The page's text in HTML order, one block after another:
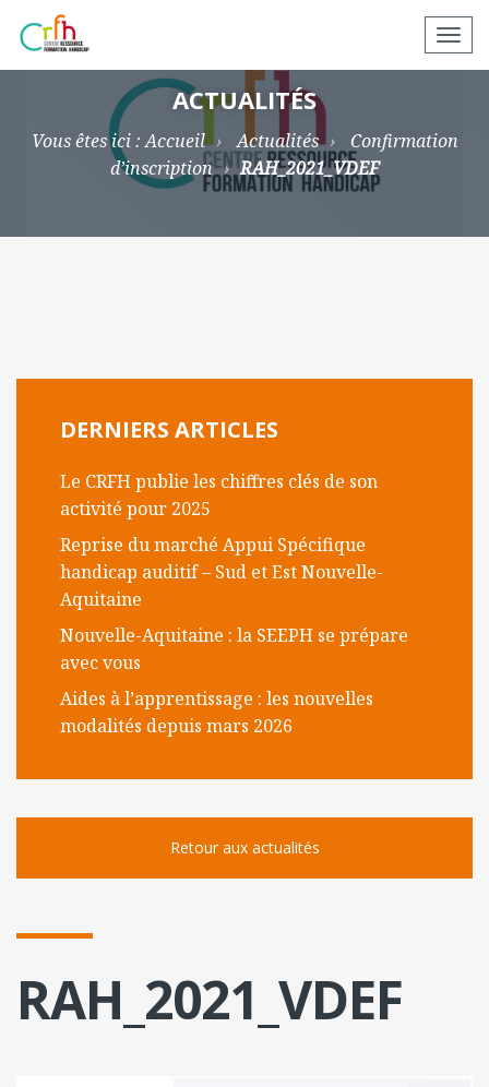
N
a
g
ACTUALITÉS
Vous êtes ici :Accueil Actualités
Confirmation
d’inscription
RAH_2021_VDEF
DERNIERS ARTICLES
Le CRFH publie les chiffres clés de son
activité pour 2025
Reprise du marché Appui Spécifique
handicap auditif – Sud et Est Nouvelle-
Aquitaine
Nouvelle-Aquitaine : la SEEPH se prépare
avec vous
Aides à l’apprentissage : les nouvelles
modalités depuis mars 2026
Retour aux actualités
RAH_2021_VDEF